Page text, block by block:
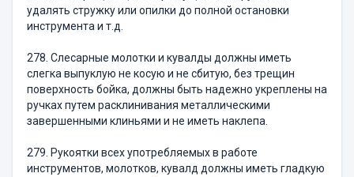
удалять стружку или опилки до полной остановки
инструмента и т.д.
278. Слесарные молотки и кувалды должны иметь
слегка выпуклую не косую и не сбитую, без трещин
поверхность бойка, должны быть надежно укреплены на
ручках путем расклинивания металлическими
завершенными клиньями и не иметь наклепа.
279. Рукоятки всех употребляемых в работе
инструментов, молотков, кувалд должны иметь гладкую